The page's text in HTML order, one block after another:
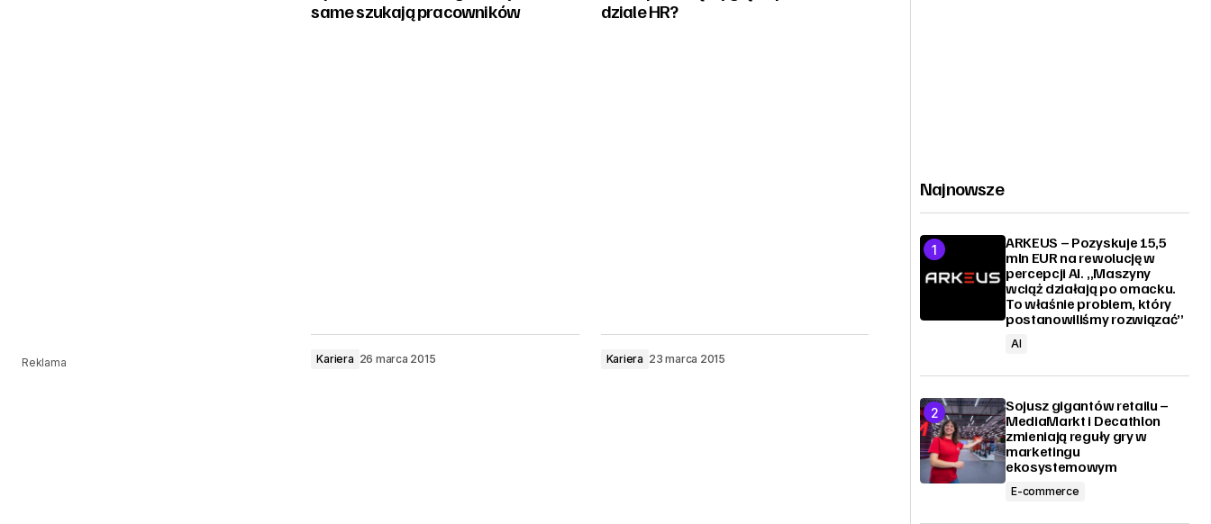
Reklama
same szukają pracowników
Kariera 26 marca 2015
dziale HR?
Kariera 23 marca 2015
Najnowsze
ARKEUS – Pozyskuje 15,5
mln EUR na rewolucję w
percepcji AI. „Maszyny
wciąż działają po omacku.
To właśnie problem, który
postanowiliśmy rozwiązać”
AI
Sojusz gigantów retailu –
MediaMarkt i Decathlon
zmieniają reguły gry w
marketingu
ekosystemowym
E-commerce